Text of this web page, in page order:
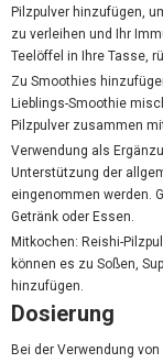
Pilzpulver hinzufügen,
zu verleihen und Ihr
Teelöffel in Ihre Tasse,
Zu Smoothies
Lieblings-Smoothie
Pilzpulver zusammen
Verwendung als
Unterstützung der
eingenommen werden.
Getränk oder Essen.
Mitkochen: Reishi-
können es zu Soßen,
hinzufügen.
Dosierung
Bei der Verwendung